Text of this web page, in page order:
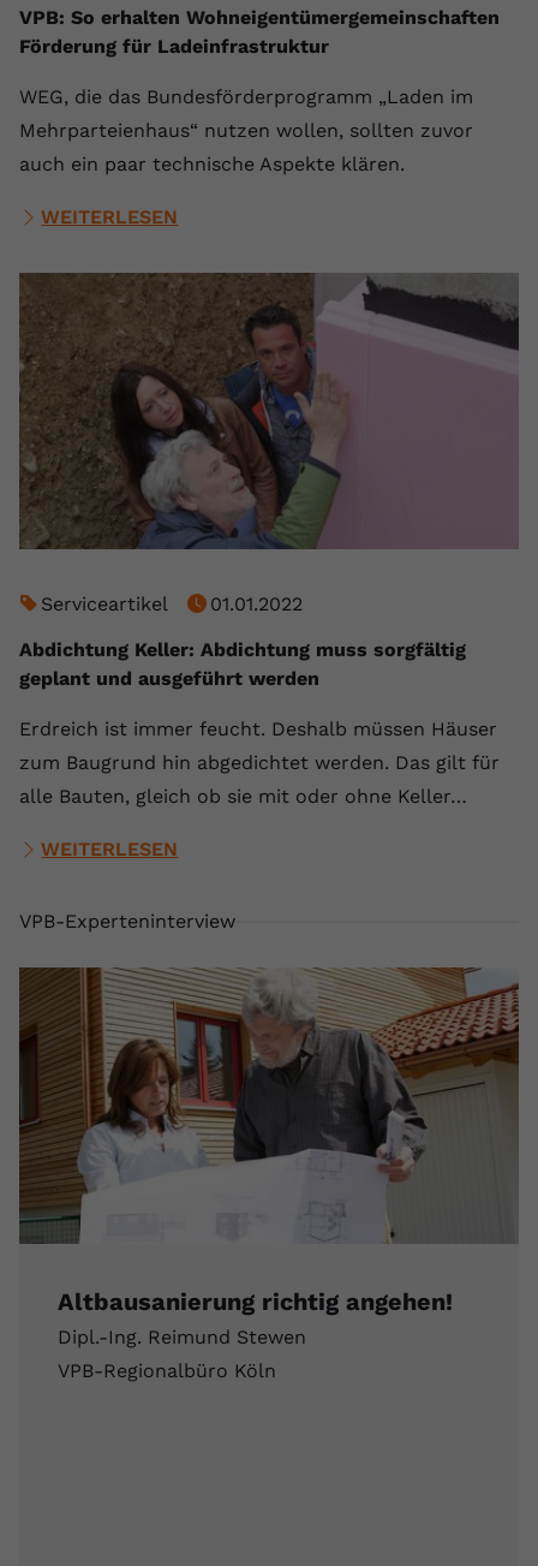
VPB: So erhalten Wohneigentümergemeinschaften
Förderung für Ladeinfrastruktur
WEG, die das Bundesförderprogramm „Laden im
Mehrparteienhaus“ nutzen wollen, sollten zuvor
auch ein paar technische Aspekte klären.
WEITERLESEN
Serviceartikel
01.01.2022
Abdichtung Keller: Abdichtung muss sorgfältig
geplant und ausgeführt werden
Erdreich ist immer feucht. Deshalb müssen Häuser
zum Baugrund hin abgedichtet werden. Das gilt für
alle Bauten, gleich ob sie mit oder ohne Keller…
WEITERLESEN
VPB-Experteninterview
Altbausanierung richtig angehen!
Dipl.-Ing. Reimund Stewen
VPB-Regionalbüro Köln